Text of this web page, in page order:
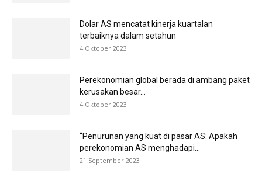
Dolar AS mencatat kinerja kuartalan
terbaiknya dalam setahun
4 Oktober 2023
Perekonomian global berada di ambang paket
kerusakan besar...
4 Oktober 2023
“Penurunan yang kuat di pasar AS: Apakah
perekonomian AS menghadapi...
21 September 2023